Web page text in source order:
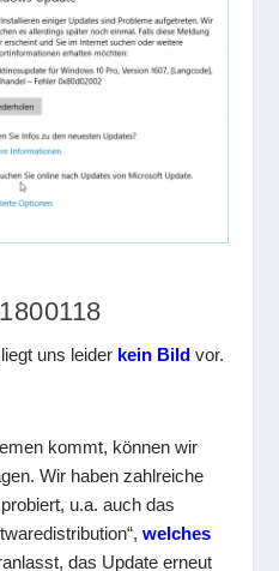
uns leider kein Bild vor.
kommt, können wir
Wir haben zahlreiche
u.a. auch das
welches
das Update erneut